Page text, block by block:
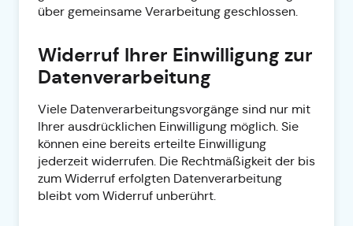
über gemeinsame Verarbeitung geschlossen.
Widerruf Ihrer Einwilligung zur
Datenverarbeitung
Viele Datenverarbeitungsvorgänge sind nur mit
Ihrer ausdrücklichen Einwilligung möglich. Sie
können eine bereits erteilte Einwilligung
jederzeit widerrufen. Die Rechtmäßigkeit der bis
zum Widerruf erfolgten Datenverarbeitung
bleibt vom Widerruf unberührt.